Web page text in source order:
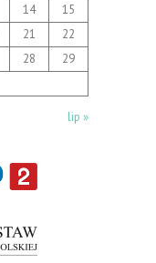
14
15
21
22
28
29
lip »